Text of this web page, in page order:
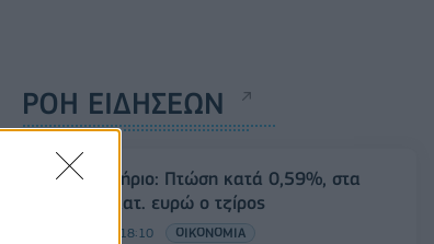
ΡΟΗ ΕΙΔΗΣΕΩΝ
Χρηματιστήριο: Πτώση κατά 0,59%, στα
320,42 εκατ. ευρώ ο τζίρος
06/08/2026 - 18:10 ΟΙΚΟΝΟΜΙΑ